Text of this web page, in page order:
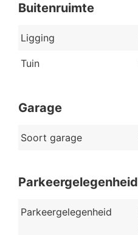
Buitenruimte
Ligging
Tuin
Garage
Soort garage
Parkeergelegenheid
Parkeergelegenheid